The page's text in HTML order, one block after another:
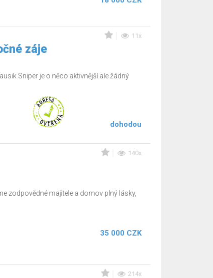
11x
záje
Sniper je o něco aktivnější ale žádný
dohodou
140x
zodpovědné majitele a domov plný lásky,
35 000 CZK
214x